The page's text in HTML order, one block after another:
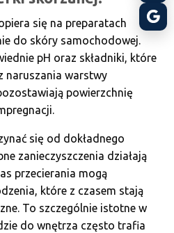
się na preparatach
do skóry samochodowej.
pH oraz składniki, które
naruszania warstwy
powierzchnię
się od dokładnego
zanieczyszczenia działają
przecierania mogą
które z czasem stają
To szczególnie istotne w
do wnętrza często trafia